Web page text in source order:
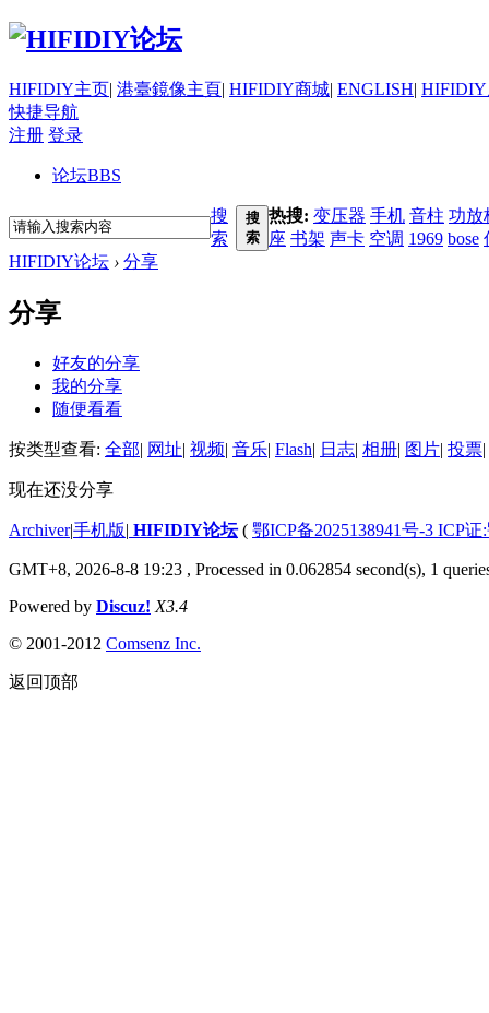
HIFIDIY主页| 港臺鏡像主頁| HIFIDIY商城| ENGLISH|
快捷导航
注册 登录
论坛BBS
搜
索
搜
索
热搜: 变压器 手机 音柱 功放
座 书架 声卡 空调 1969 bose
HIFIDIY论坛 › 分享
分享
好友的分享
我的分享
随便看看
按类型查看: 全部| 网址| 视频| 音乐| Flash| 日志| 相册| 图片| 投票|
现在还没分享
Archiver|手机版| HIFIDIY论坛( 鄂ICP备2025138941号-3 ICP
GMT+8, 2026-8-8 19:23 , Processed in 0.062854 second(s), 1
Powered by Discuz! X3.4
© 2001-2012 Comsenz Inc.
返回顶部